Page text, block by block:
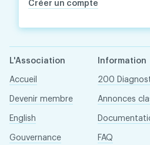
Créer un compte
L'Association
Accueil
Devenir membre
English
Gouvernance
Information
200
Annonces
FAQ